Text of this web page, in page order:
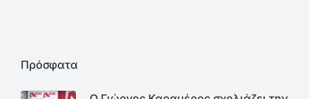
Πρόσφατα